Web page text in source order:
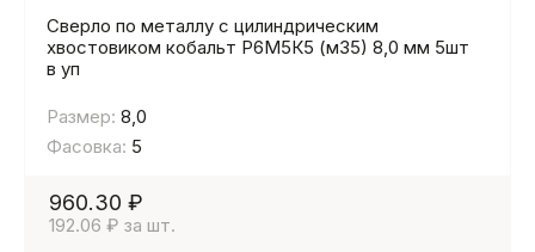
Сверло по металлу с цилиндрическим
хвостовиком кобальт Р6М5К5 (м35) 8,0 мм 5шт
в уп
Размер: 8,0
Фасовка: 5
960.30 ₽
192.06 ₽ за шт.